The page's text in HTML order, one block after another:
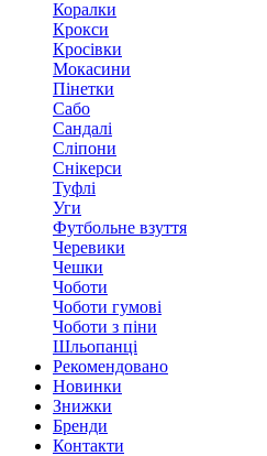
Коралки
Крокси
Кросівки
Мокасини
Пінетки
Сабо
Сандалі
Сліпони
Снікерси
Туфлі
Уги
Футбольне взуття
Черевики
Чешки
Чоботи
Чоботи гумові
Чоботи з піни
Шльопанці
Рекомендовано
Новинки
Знижки
Бренди
Контакти